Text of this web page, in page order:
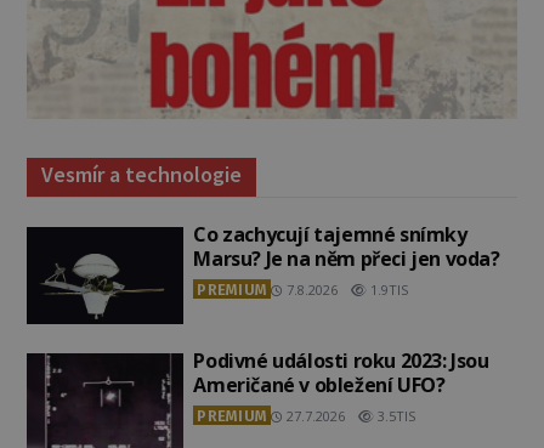
Vesmír a technologie
Co zachycují tajemné snímky
Marsu? Je na něm přeci jen voda?
PREMIUM 7.8.2026 1.9TIS
Podivné události roku 2023: Jsou
Američané v obležení UFO?
PREMIUM 27.7.2026 3.5TIS